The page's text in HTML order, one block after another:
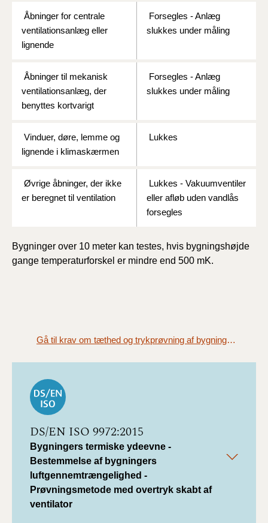
Åbninger for centrale
ventilationsanlæg eller
lignende
Forsegles - Anlæg
slukkes under måling
Åbninger til mekanisk
ventilationsanlæg, der
benyttes kortvarigt
Forsegles - Anlæg
slukkes under måling
Vinduer, døre, lemme og
lignende i klimaskærmen
Lukkes
Øvrige åbninger, der ikke
er beregnet til ventilation
Lukkes - Vakuumventiler
eller afløb uden vandlås
forsegles
Bygninger over 10 meter kan testes, hvis bygningshøjde
gange temperaturforskel er mindre end 500 mK.
Gå til krav om tæthed og trykprøvning af bygninger (§ 263)
DS/EN ISO 9972:2015
Bygningers termiske ydeevne -
Bestemmelse af bygningers
luftgennemtrængelighed -
Prøvningsmetode med overtryk skabt af
ventilator